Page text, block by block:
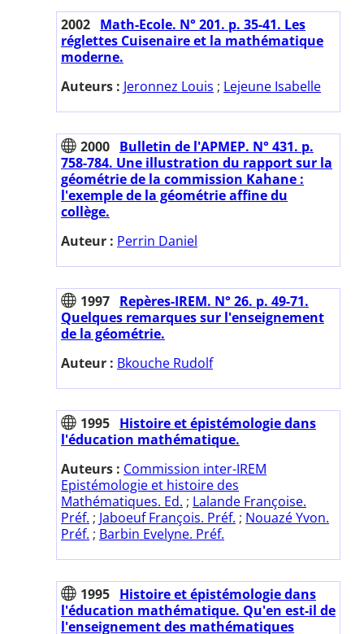
2002 Math-Ecole. N° 201. p. 35-41. Les
réglettes Cuisenaire et la mathématique
moderne.
Auteurs : Jeronnez Louis ; Lejeune Isabelle
2000 Bulletin de l'APMEP. N° 431. p.
758-784. Une illustration du rapport sur la
géométrie de la commission Kahane :
l'exemple de la géométrie affine du
collège.
Auteur : Perrin Daniel
1997 Repères-IREM. N° 26. p. 49-71.
Quelques remarques sur l'enseignement
de la géométrie.
Auteur : Bkouche Rudolf
1995 Histoire et épistémologie dans
l'éducation mathématique.
Auteurs : Commission inter-IREM
Epistémologie et histoire des
Mathématiques. Ed. ; Lalande Françoise.
Préf. ; Jaboeuf François. Préf. ; Nouazé Yvon.
Préf. ; Barbin Evelyne. Préf.
1995 Histoire et épistémologie dans
l'éducation mathématique. Qu'en est-il de
l'enseignement des mathématiques